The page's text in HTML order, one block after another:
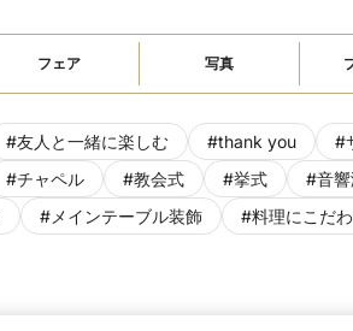
フェア 写真
#友人と一緒に楽しむ #thank you #
#チャペル #教会式 #挙式 #音
# メインテーブル装飾 #料理にこだ